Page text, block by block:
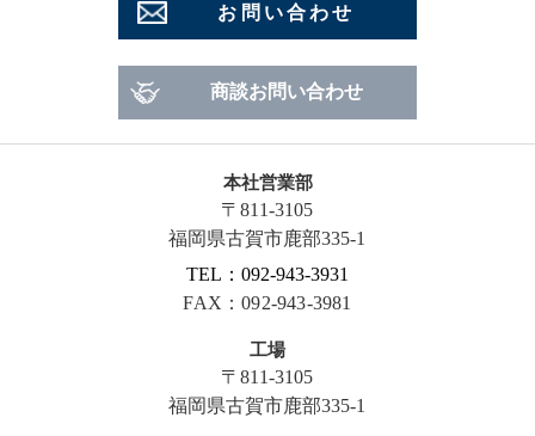
お問い合わせ
商談お問い合わせ
本社営業部
〒811-3105
福岡県古賀市鹿部335-1
TEL：092-943-3931
FAX：092-943-3981
工場
〒811-3105
福岡県古賀市鹿部335-1